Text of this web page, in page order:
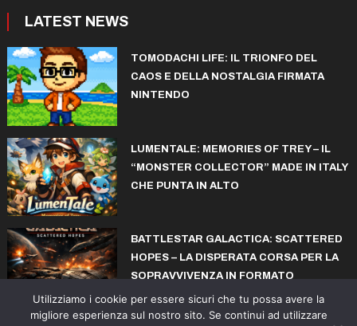
LATEST NEWS
TOMODACHI LIFE: IL TRIONFO DEL
CAOS E DELLA NOSTALGIA FIRMATA
NINTENDO
LUMENTALE: MEMORIES OF TREY – IL
“MONSTER COLLECTOR” MADE IN ITALY
CHE PUNTA IN ALTO
BATTLESTAR GALACTICA: SCATTERED
HOPES – LA DISPERATA CORSA PER LA
SOPRAVVIVENZA IN FORMATO
ROGUELITE
Utilizziamo i cookie per essere sicuri che tu possa avere la
migliore esperienza sul nostro sito. Se continui ad utilizzare